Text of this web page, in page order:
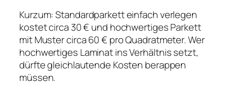
Kurzum: Standardparkett einfach verlegen
kostet circa 30 € und hochwertiges Parkett
mit Muster circa 60 € pro Quadratmeter. Wer
hochwertiges Laminat ins Verhältnis setzt,
dürfte gleichlautende Kosten berappen
müssen.